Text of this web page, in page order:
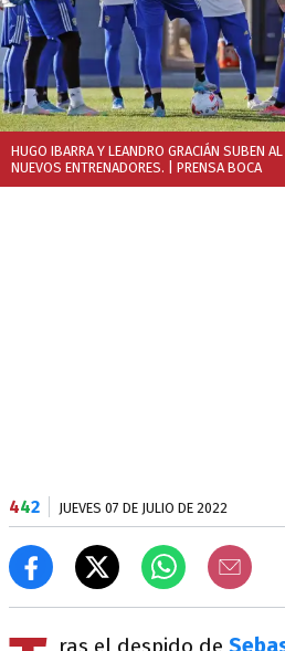
HUGO IBARRA Y LEANDRO GRACIÁN SUBEN
NUEVOS ENTRENADORES.
| PRENSA BOCA
442 JUEVES 07 DE JULIO DE 2022